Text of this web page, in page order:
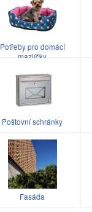
Potřeby pro domácí
mazlíčky
Poštovní schránky
Fasáda